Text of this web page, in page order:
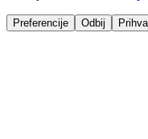
Preferencije Odbij